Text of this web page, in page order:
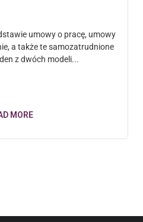
umowy o pracę, umowy
a także te samozatrudnione
z dwóch modeli...
MORE